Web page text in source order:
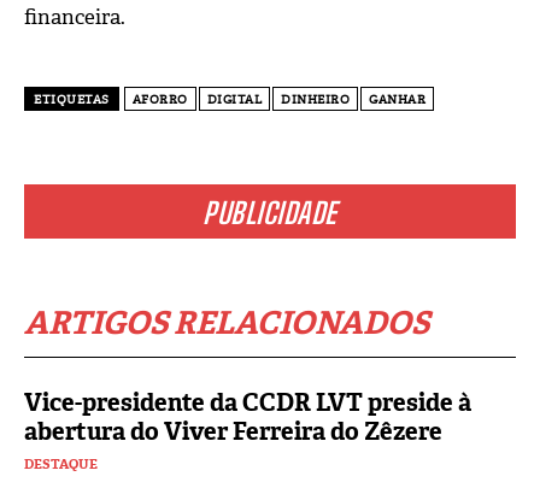
PUBLICIDADE
ARTIGOS RELACIONADOS
Vice-presidente da CCDR LVT preside à
abertura do Viver Ferreira do Zêzere
DESTAQUE
financeira.
ETIQUETAS AFORRO DIGITAL DINHEIRO GANHAR